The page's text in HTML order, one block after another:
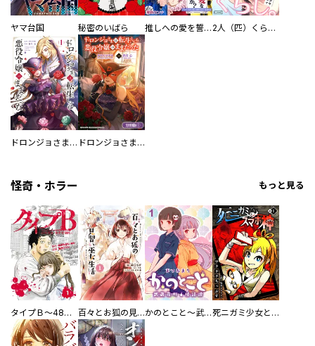
ヤマ台国 秘密のいばら 推しへの愛を誓いますか？～アラサー女子、推しは逃げぬが人生逃げる～ 2人（匹）くらし。
ドロンジョさまは転生しても悪役令嬢のままだった ドロンジョさまは転生しても悪役令嬢のままだった【分冊版】
怪奇・ホラー もっと見る
タイプＢ～48時間後、致死率100％～【単話】 百々とお狐の見習い巫女生活【単行本版】 かのとこと～武蔵花町怪話譚～ 【連載版】 死ニガミ少女とスマホ神